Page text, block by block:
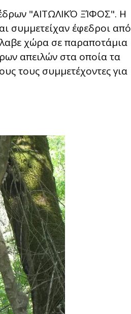
"ΑΙΤΩΛΙΚΌ ΞΊΦΟΣ". Η
συμμετείχαν έφεδροι από
χώρα σε παραποτάμια
απειλών στα οποία τα
τους συμμετέχοντες για